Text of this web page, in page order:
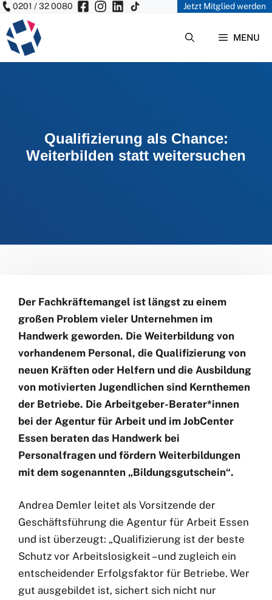
Zum
Inhalt
springen
0201 / 32 0080 Jetzt Mitglied werden
MENU
Qualifizierung als Chance:
Weiterbilden statt weitersuchen
Der Fachkräftemangel ist längst zu einem
großen Problem vieler Unternehmen im
Handwerk geworden. Die Weiterbildung von
vorhandenem Personal, die Qualifizierung von
neuen Kräften oder Helfern und die Ausbildung
von motivierten Jugendlichen sind Kernthemen
der Betriebe. Die Arbeitgeber-Berater*innen
bei der Agentur für Arbeit und im JobCenter
Essen beraten das Handwerk bei
Personalfragen und fördern Weiterbildungen
mit dem sogenannten „Bildungsgutschein“.
Andrea Demler leitet als Vorsitzende der
Geschäftsführung die Agentur für Arbeit Essen
und ist überzeugt: „Qualifizierung ist der beste
Schutz vor Arbeitslosigkeit – und zugleich ein
entscheidender Erfolgsfaktor für Betriebe. Wer
gut ausgebildet ist, sichert sich nicht nur